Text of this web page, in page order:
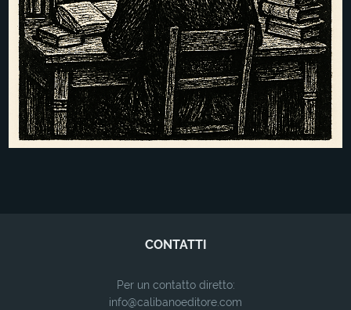
CONTATTI
Per un contatto diretto:
info@calibanoeditore.com